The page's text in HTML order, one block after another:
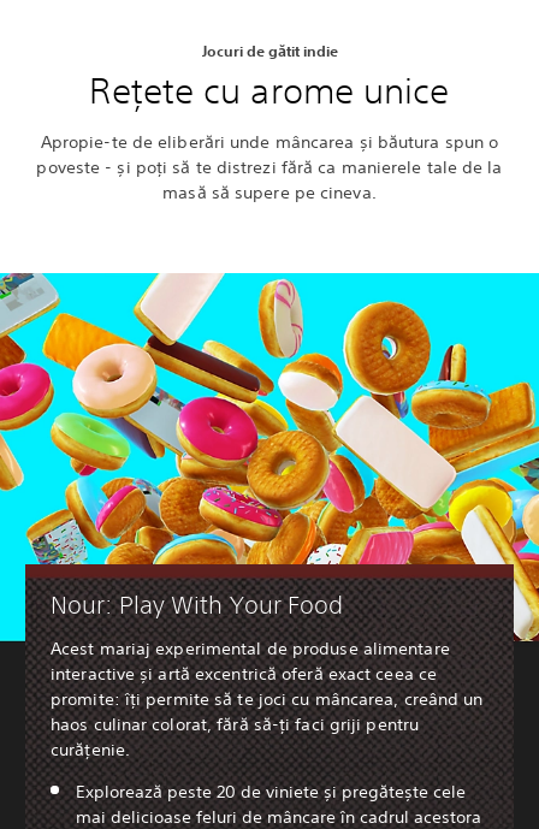
Jocuri de gătit indie
Rețete cu arome unice
Apropie-te de eliberări unde mâncarea și băutura spun o
poveste - și poți să te distrezi fără ca manierele tale de la
masă să supere pe cineva.
Nour: Play With Your Food
Acest mariaj experimental de produse alimentare
interactive și artă excentrică oferă exact ceea ce
promite: îți permite să te joci cu mâncarea, creând un
haos culinar colorat, fără să-ți faci griji pentru
curățenie.
Explorează peste 20 de viniete și pregătește cele
mai delicioase feluri de mâncare în cadrul acestora